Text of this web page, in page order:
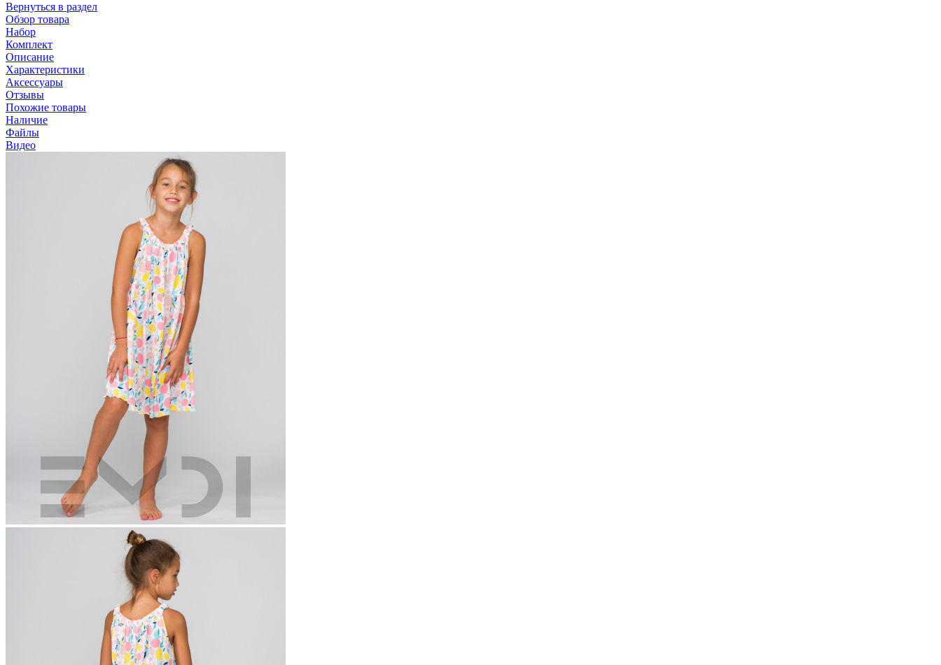
Вернуться в раздел
Обзор товара
Набор
Комплект
Описание
Характеристики
Аксессуары
Отзывы
Похожие товары
Наличие
Файлы
Видео